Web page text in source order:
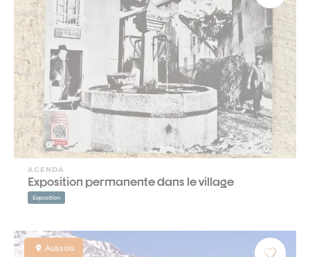
AGENDA
Exposition permanente dans le village
Exposition
Aussois